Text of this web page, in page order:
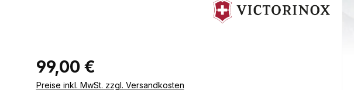
Regulärer Preis:
99,00 €
Preise inkl. MwSt. zzgl. Versandkosten